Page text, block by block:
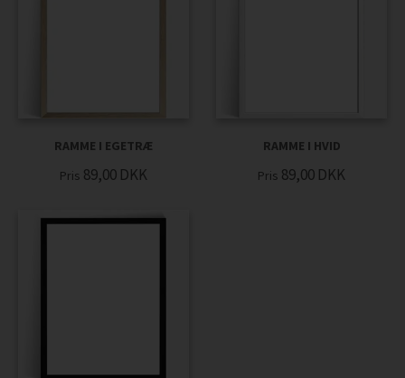
RAMME I EGETRÆ
Pris 89,00 DKK
RAMME I HVID
Pris 89,00 DKK